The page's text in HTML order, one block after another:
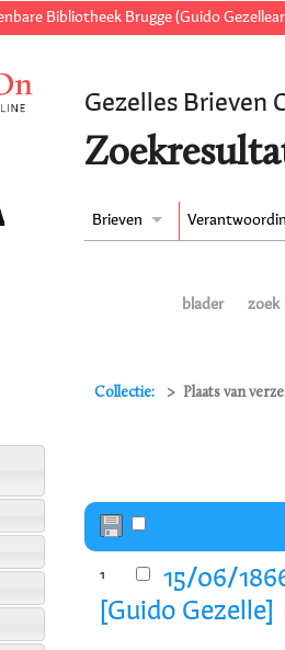
Bibliotheek Brugge (Guido
Gezelles Brieven
Brieven
blader zoek
Collectie: Plaats van
1
15/06/
[Guido Gezelle]